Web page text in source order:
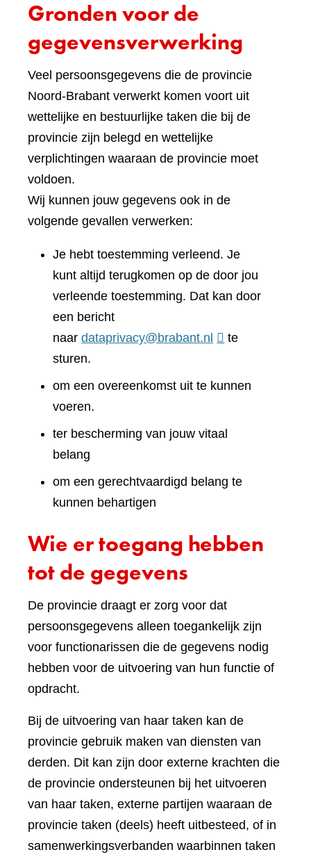
Gronden voor de
gegevensverwerking
Veel persoonsgegevens die de provincie
Noord-Brabant verwerkt komen voort uit
wettelijke en bestuurlijke taken die bij de
provincie zijn belegd en wettelijke
verplichtingen waaraan de provincie moet
voldoen.
Wij kunnen jouw gegevens ook in de
volgende gevallen verwerken:
Je hebt toestemming verleend. Je
kunt altijd terugkomen op de door jou
verleende toestemming. Dat kan door
een bericht
naar dataprivacy@brabant.nl
te
sturen.
om een overeenkomst uit te kunnen
voeren.
ter bescherming van jouw vitaal
belang
om een gerechtvaardigd belang te
kunnen behartigen
Wie er toegang hebben
tot de gegevens
De provincie draagt er zorg voor dat
persoonsgegevens alleen toegankelijk zijn
voor functionarissen die de gegevens nodig
hebben voor de uitvoering van hun functie of
opdracht.
Bij de uitvoering van haar taken kan de
provincie gebruik maken van diensten van
derden. Dit kan zijn door externe krachten die
de provincie ondersteunen bij het uitvoeren
van haar taken, externe partijen waaraan de
provincie taken (deels) heeft uitbesteed, of in
samenwerkingsverbanden waarbinnen taken